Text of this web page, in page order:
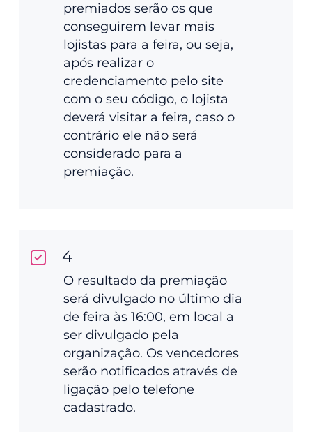
premiados serão os que
conseguirem levar mais
lojistas para a feira, ou seja,
após realizar o
credenciamento pelo site
com o seu código, o lojista
deverá visitar a feira, caso o
contrário ele não será
considerado para a
premiação.
4
O resultado da premiação
será divulgado no último dia
de feira às 16:00, em local a
ser divulgado pela
organização. Os vencedores
serão notificados através de
ligação pelo telefone
cadastrado.